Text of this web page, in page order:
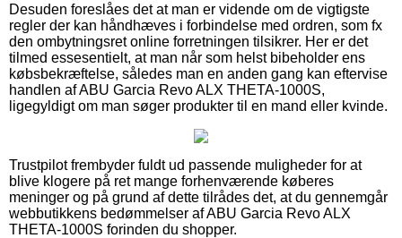
Desuden foreslåes det at man er vidende om de vigtigste
regler der kan håndhæves i forbindelse med ordren, som fx
den ombytningsret online forretningen tilsikrer. Her er det
tilmed essesentielt, at man når som helst bibeholder ens
købsbekræftelse, således man en anden gang kan eftervise
handlen af ABU Garcia Revo ALX THETA-1000S,
ligegyldigt om man søger produkter til en mand eller kvinde.
Trustpilot frembyder fuldt ud passende muligheder for at
blive klogere på ret mange forhenværende køberes
meninger og på grund af dette tilrådes det, at du gennemgår
webbutikkens bedømmelser af ABU Garcia Revo ALX
THETA-1000S forinden du shopper.